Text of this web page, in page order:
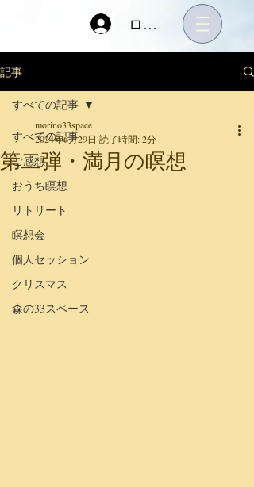
ログイン
記事
すべての記事
ご感想
おうち瞑想
リトリート
瞑想会
個人セッション
クリスマス
森の33スペース
すべての記事
第二弾・満月の瞑想
morino33space
2024年6月29日 読了時間: 2分